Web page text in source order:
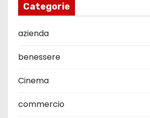
Categorie
azienda
benessere
Cinema
commercio